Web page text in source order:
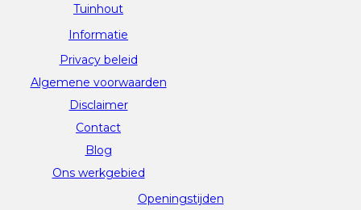
Tuinhout
Informatie
Privacy beleid
Algemene voorwaarden
Disclaimer
Contact
Blog
Ons werkgebied
Openingstijden